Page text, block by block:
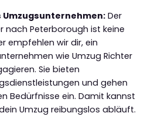
Umzugsunternehmen: Der
nach Peterborough ist keine
empfehlen wir dir, ein
wie Umzug Richter
Sie bieten
und gehen
Bedürfnisse ein. Damit kannst
Umzug reibungslos abläuft.